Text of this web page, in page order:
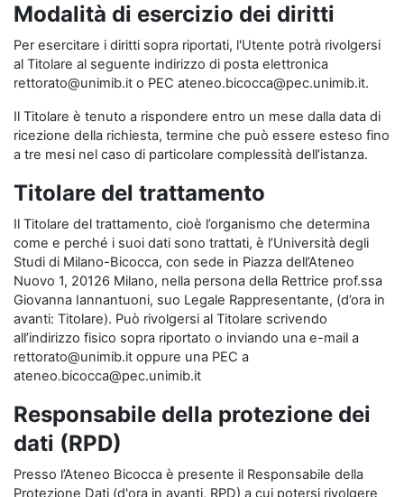
Modalità di esercizio dei diritti
Per esercitare i diritti sopra riportati, l'Utente potrà rivolgersi
al Titolare al seguente indirizzo di posta elettronica
rettorato@unimib.it o PEC ateneo.bicocca@pec.unimib.it.
Il Titolare è tenuto a rispondere entro un mese dalla data di
ricezione della richiesta, termine che può essere esteso fino
a tre mesi nel caso di particolare complessità dell’istanza.
Titolare del trattamento
Il Titolare del trattamento, cioè l’organismo che determina
come e perché i suoi dati sono trattati, è l’Università degli
Studi di Milano-Bicocca, con sede in Piazza dell’Ateneo
Nuovo 1, 20126 Milano, nella persona della Rettrice prof.ssa
Giovanna Iannantuoni, suo Legale Rappresentante, (d’ora in
avanti: Titolare). Può rivolgersi al Titolare scrivendo
all’indirizzo fisico sopra riportato o inviando una e-mail a
rettorato@unimib.it oppure una PEC a
ateneo.bicocca@pec.unimib.it
Responsabile della protezione dei
dati (RPD)
Presso l’Ateneo Bicocca è presente il Responsabile della
Protezione Dati (d'ora in avanti, RPD) a cui potersi rivolgere